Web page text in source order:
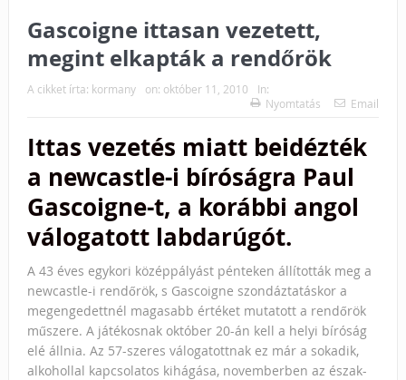
Gascoigne ittasan vezetett,
megint elkapták a rendőrök
A cikket írta: kormany on: október 11, 2010
In:
Nyomtatás
Email
Ittas vezetés miatt beidézték
a newcastle-i bíróságra Paul
Gascoigne-t, a korábbi angol
válogatott labdarúgót.
A 43 éves egykori középpályást pénteken állították meg a
newcastle-i rendőrök, s Gascoigne szondáztatáskor a
megengedettnél magasabb értéket mutatott a rendőrök
műszere. A játékosnak október 20-án kell a helyi bíróság
elé állnia. Az 57-szeres válogatottnak ez már a sokadik,
alkohollal kapcsolatos kihágása, novemberben az észak-